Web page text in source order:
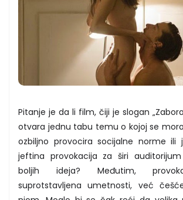
Pitanje je da li film, čiji je slogan
otvara jednu tabu temu o kojoj se
ozbiljno provocira socijalne norme
jeftina provokacija za širi
boljih ideja? Međutim,
suprotstavljena umetnosti, već